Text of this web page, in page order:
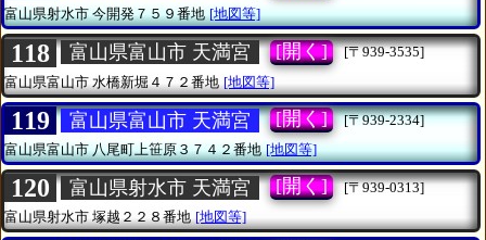
富山県射水市今開発７５９番地 [地図等]
118 富山県富山市 天満宮 [開く]
[〒939-3535]
富山県富山市 水橋新堀４７２番地 [地図等]
119 富山県富山市 天満宮 [開く]
[〒939-2334]
富山県富山市八尾町上笹原３７４２番地 [地図等]
120 富山県射水市 天満宮 [開く]
[〒939-0313]
富山県射水市塚越２２８番地 [地図等]